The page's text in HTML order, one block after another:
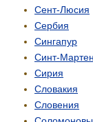
Сент-Люсия
Сербия
Сингапур
Синт-Мартен
Сирия
Словакия
Словения